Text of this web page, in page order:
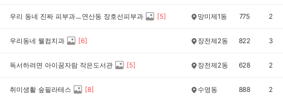
우리 동네 진짜 피부과ㅡ연산동 장호선피부과 [5] 망미제1동 775 2
우리동네 웰컴치과 [6] 장전제2동 822 3
독서하려면 아이꿈자람 작은도서관 [5] 장전제2동 628 2
취미생활 숲필라테스 [8] 수영동 888 2